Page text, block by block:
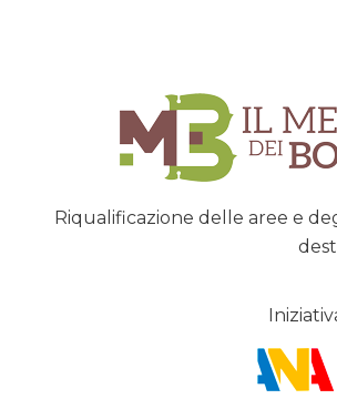
Riqualificazione delle aree e